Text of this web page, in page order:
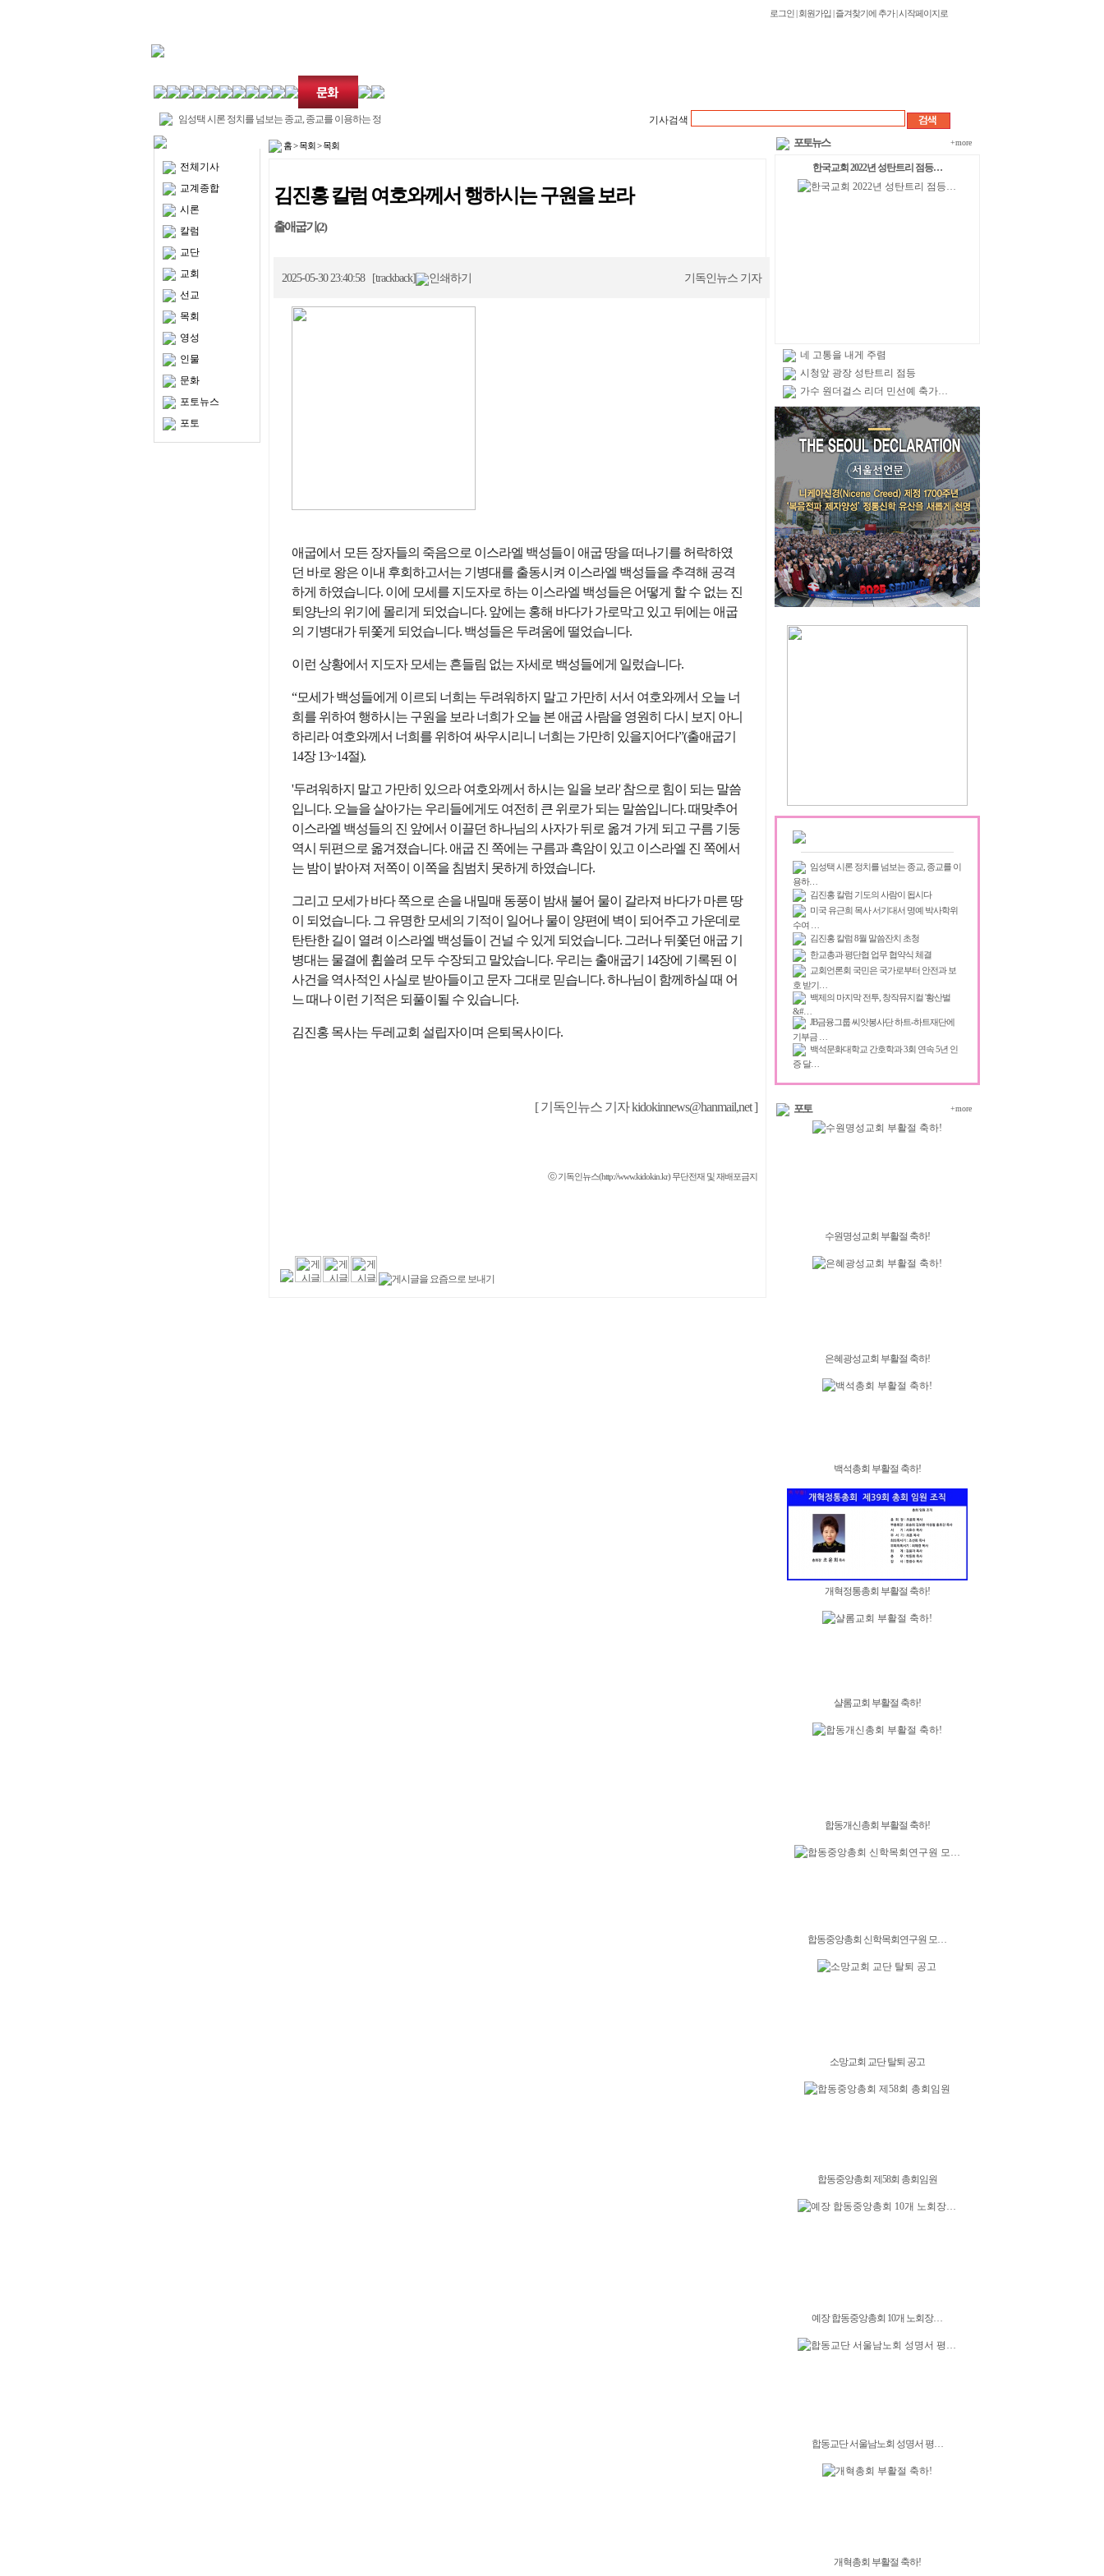
로그인|회원가입|즐겨찾기에 추가|시작페이지로
케냐 성평등·문화·아동복지부 장관, 밀알학교 방문
신간도서 교회(에센셜시리즈 6)
임성택 시론 정치를 넘보는 종교, 종교를 이용하는 정
성서공회 평택산성교회 후원 코스타리카에 성경 기
증식
김진홍 칼럼 8월 말씀잔치 초청
샬롬나비 호르무즈 해협 안전항행 확보 참여에 대해
굿네이버스, 보호체계 간 자립지원 격차 해소 위한 입
법 제안
서울특별시사회복지협, 2026 사회공헌클래스 ‘현장
력’ 프로그…
밀알복지재단 굿윌스토어, 전북 3호점 개점..
기사검색
전체기사
교계종합
시론
칼럼
교단
교회
선교
목회
영성
인물
문화
포토뉴스
포토
홈>목회>목회
김진홍 칼럼 여호와께서 행하시는 구원을 보라
출애굽기(2)
2025-05-30 23:40:58 [trackback] 인쇄하기 기독인뉴스 기자
애굽에서 모든 장자들의 죽음으로 이스라엘 백성들이 애굽 땅을 떠나기를 허락하였
던 바로 왕은 이내 후회하고서는 기병대를 출동시켜 이스라엘 백성들을 추격해 공격
하게 하였습니다. 이에 모세를 지도자로 하는 이스라엘 백성들은 어떻게 할 수 없는 진
퇴양난의 위기에 몰리게 되었습니다. 앞에는 홍해 바다가 가로막고 있고 뒤에는 애굽
의 기병대가 뒤쫓게 되었습니다. 백성들은 두려움에 떨었습니다.
이런 상황에서 지도자 모세는 흔들림 없는 자세로 백성들에게 일렀습니다.
“모세가 백성들에게 이르되 너희는 두려워하지 말고 가만히 서서 여호와께서 오늘 너
희를 위하여 행하시는 구원을 보라 너희가 오늘 본 애굽 사람을 영원히 다시 보지 아니
하리라 여호와께서 너희를 위하여 싸우시리니 너희는 가만히 있을지어다”(출애굽기
14장 13~14절).
'두려워하지 말고 가만히 있으라 여호와께서 하시는 일을 보라' 참으로 힘이 되는 말씀
입니다. 오늘을 살아가는 우리들에게도 여전히 큰 위로가 되는 말씀입니다. 때맞추어
이스라엘 백성들의 진 앞에서 이끌던 하나님의 사자가 뒤로 옮겨 가게 되고 구름 기둥
역시 뒤편으로 옮겨졌습니다. 애굽 진 쪽에는 구름과 흑암이 있고 이스라엘 진 쪽에서
는 밤이 밝아져 저쪽이 이쪽을 침범치 못하게 하였습니다.
그리고 모세가 바다 쪽으로 손을 내밀매 동풍이 밤새 불어 물이 갈라져 바다가 마른 땅
이 되었습니다. 그 유명한 모세의 기적이 일어나 물이 양편에 벽이 되어주고 가운데로
탄탄한 길이 열려 이스라엘 백성들이 건널 수 있게 되었습니다. 그러나 뒤쫓던 애굽 기
병대는 물결에 휩쓸려 모두 수장되고 말았습니다. 우리는 출애굽기 14장에 기록된 이
사건을 역사적인 사실로 받아들이고 문자 그대로 믿습니다. 하나님이 함께하실 때 어
느 때나 이런 기적은 되풀이될 수 있습니다.
김진홍 목사는 두레교회 설립자이며 은퇴목사이다.
[ 기독인뉴스 기자 kidokinnews@hanmail,net ]
ⓒ 기독인뉴스(http://www.kidokin.kr) 무단전재 및 재배포금지
포토뉴스 +more
한국교회 2022년 성탄트리 점등…
네 고통을 내게 주렴
시청앞 광장 성탄트리 점등
가수 원더걸스 리더 민선예 축가…
임성택 시론 정치를 넘보는 종교, 종교를 이
용하…
김진홍 칼럼 기도의 사람이 됩시다
미국 유근희 목사 서기대서 명예 박사학위
수여 …
김진홍 칼럼 8월 말씀잔치 초청
한교총과 평단협 업무 협약식 체결
교회언론회 국민은 국가로부터 안전과 보
호 받기…
백제의 마지막 전투, 창작뮤지컬 '황산벌
&#…
JB금융그룹 씨앗봉사단 하트-하트재단에
기부금 …
백석문화대학교 간호학과 3회 연속 5년 인
증 달…
포토 +more
수원명성교회 부활절 축하!
은혜광성교회 부활절 축하!
백석총회 부활절 축하!
개혁정통총회 부활절 축하!
샬롬교회 부활절 축하!
합동개신총회 부활절 축하!
합동중앙총회 신학목회연구원 모…
소망교회 교단 탈퇴 공고
합동중앙총회 제58회 총회임원
예장 합동중앙총회 10개 노회장…
합동교단 서울남노회 성명서 평…
개혁총회 부활절 축하!